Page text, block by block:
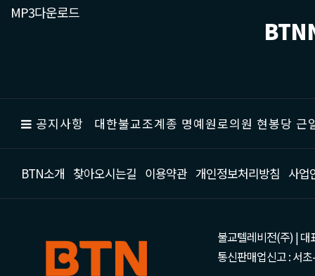
MP3다운로드
공지사항 대한불교조계종 명예원로의원 현봉당
BTN소개 찾아오시는길 이용약관 개인정보처리방침 사업
불교텔레비전(주) | 대
통신판매업신고 : 서